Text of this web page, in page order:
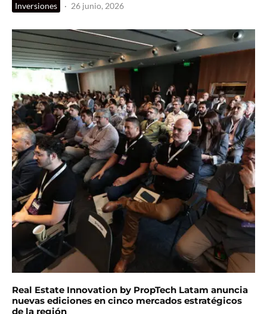
Inversiones · 26 junio, 2026
Real Estate Innovation by PropTech Latam anuncia
nuevas ediciones en cinco mercados estratégicos
de la región